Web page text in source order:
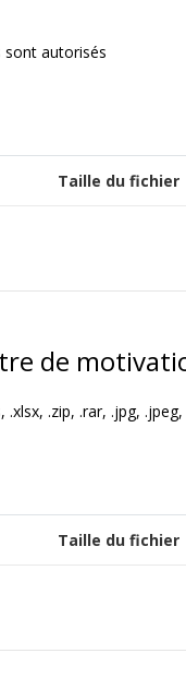
sont autorisés
Taille du fichier
de
.zip, .rar, .jpg,
Taille du fichier